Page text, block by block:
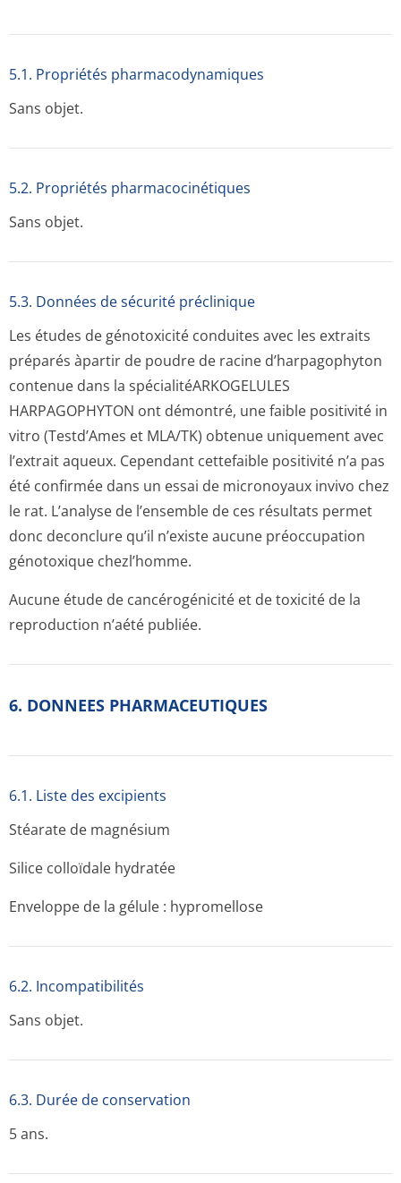
5.1. Propriétés pharmacodynami­ques
Sans objet.
5.2. Propriétés pharmacocinéti­ques
Sans objet.
5.3. Données de sécurité préclinique
Les études de génotoxicité conduites avec les extraits
préparés àpartir de poudre de racine d’harpagophyton
contenue dans la spécialitéARKO­GELULES
HARPAGOPHYTON ont démontré, une faible positivité in
vitro (Testd’Ames et MLA/TK) obtenue uniquement avec
l’extrait aqueux. Cependant cettefaible positivité n’a pas
été confirmée dans un essai de micronoyaux invivo chez
le rat. L’analyse de l’ensemble de ces résultats permet
donc deconclure qu’il n’existe aucune préoccupation
génotoxique chezl’homme.
Aucune étude de cancérogénicité et de toxicité de la
reproduction n’aété publiée.
6. DONNEES PHARMACEUTIQUES
6.1. Liste des excipients
Stéarate de magnésium
Silice colloïdale hydratée
Enveloppe de la gélule : hypromellose
6.2. Incompati­bilités
Sans objet.
6.3. Durée de conservation
5 ans.